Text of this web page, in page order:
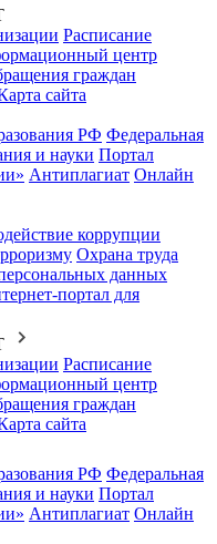
Расписание
центр
граждан
сайта
РФ Федеральная
и науки Портал
Антиплагиат Онлайн
коррупции
Охрана труда
данных
портал для
Расписание
центр
граждан
сайта
РФ Федеральная
и науки Портал
Антиплагиат Онлайн